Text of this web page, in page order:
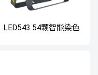
LED543 54颗智能染色